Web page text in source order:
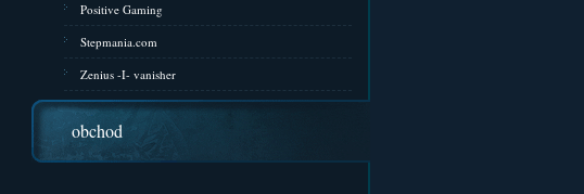
Positive Gaming
Stepmania.com
Zenius -I- vanisher
obchod